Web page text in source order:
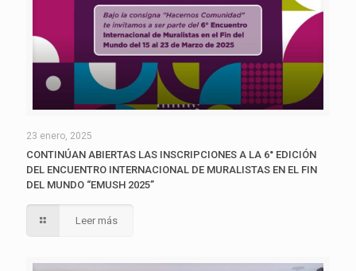
23 enero, 2025
CONTINÚAN ABIERTAS LAS INSCRIPCIONES A LA 6° EDICIÓN
DEL ENCUENTRO INTERNACIONAL DE MURALISTAS EN EL FIN
DEL MUNDO “EMUSH 2025”
Leer más